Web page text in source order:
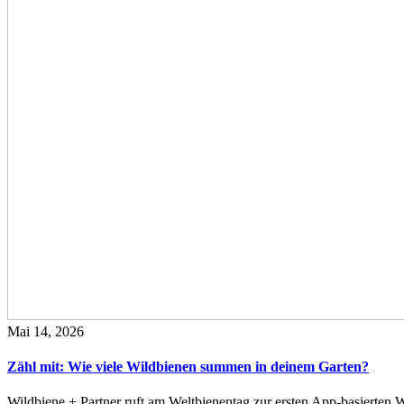
Mai 14, 2026
Zähl mit: Wie viele Wildbienen summen in deinem Garten?